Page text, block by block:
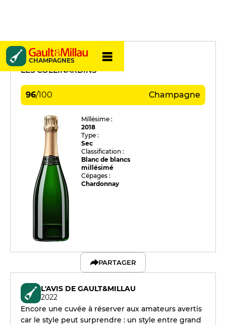
CHAMPAGNES
René Geoffroy
LES COLLINARDINS
96/100 Champagne
Millésime :
2018
Type :
Sec
Classification :
Blanc de blancs
millésimé
Cépages :
Chardonnay
PARTAGER
L'AVIS DE GAULT&MILLAU
2022
Encore une cuvée à réserver aux amateurs avertis
car le style peut surprendre : un style entre grand